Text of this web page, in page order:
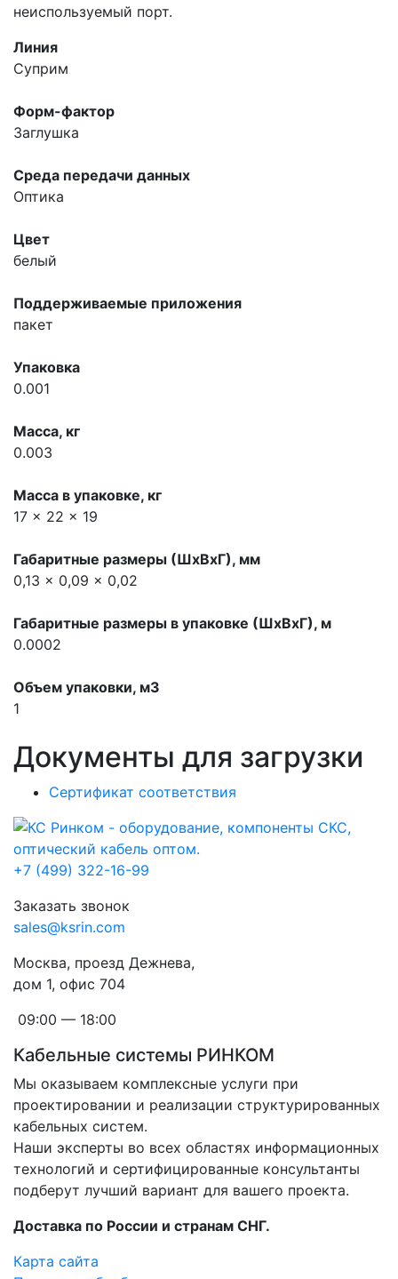
неиспользуемый порт.
Линия
Суприм
Форм-фактор
Заглушка
Среда передачи данных
Оптика
Цвет
белый
Поддерживаемые приложения
пакет
Упаковка
0.001
Масса, кг
0.003
Масса в упаковке, кг
17 x 22 x 19
Габаритные размеры (ШхВхГ), мм
0,13 x 0,09 x 0,02
Габаритные размеры в упаковке (ШхВхГ), м
0.0002
Объем упаковки, м3
1
Документы для загрузки
Сертификат соответствия
+7 (499) 322-16-99
Заказать звонок
sales@ksrin.com
Москва, проезд Дежнева,
дом 1, офис 704
09:00 — 18:00
Кабельные системы РИНКОМ
Мы оказываем комплексные услуги при
проектировании и реализации структурированных
кабельных систем.
Наши эксперты во всех областях информационных
технологий и сертифицированные консультанты
подберут лучший вариант для вашего проекта.
Доставка по России и странам СНГ.
Карта сайта